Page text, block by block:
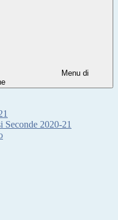
Menu di
Seconde 2020-21